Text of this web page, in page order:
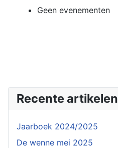
Geen evenementen
Recente artikelen
Jaarboek 2024/2025
De wenne mei 2025